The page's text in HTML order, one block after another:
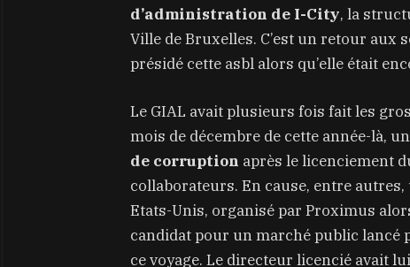
d’administration de I-City, la
Ville de Bruxelles. C’est un retour
présidé cette asbl alors qu’elle était
Le GIAL avait plusieurs fois fait les
mois de décembre de cette année-là,
de corruption après le licenciement
collaborateurs. En cause, entre autres,
Etats-Unis, organisé par Proximus
candidat pour un marché public lancé
ce voyage. Le directeur licencié avait